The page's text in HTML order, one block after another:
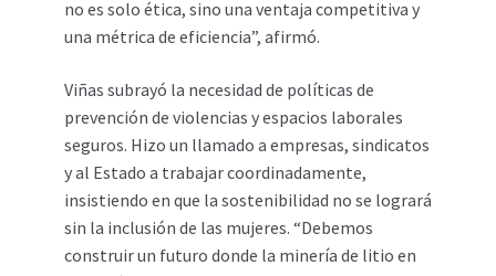
no es solo ética, sino una ventaja competitiva y
una métrica de eficiencia”, afirmó.
Viñas subrayó la necesidad de políticas de
prevención de violencias y espacios laborales
seguros. Hizo un llamado a empresas, sindicatos
y al Estado a trabajar coordinadamente,
insistiendo en que la sostenibilidad no se logrará
sin la inclusión de las mujeres. “Debemos
construir un futuro donde la minería de litio en